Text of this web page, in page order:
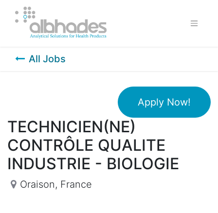
All Jobs
Apply Now!
TECHNICIEN(NE)
CONTRÔLE QUALITE
INDUSTRIE - BIOLOGIE
Oraison, France